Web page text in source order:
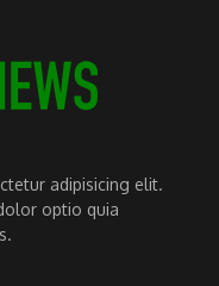
adipisicing elit.
optio quia